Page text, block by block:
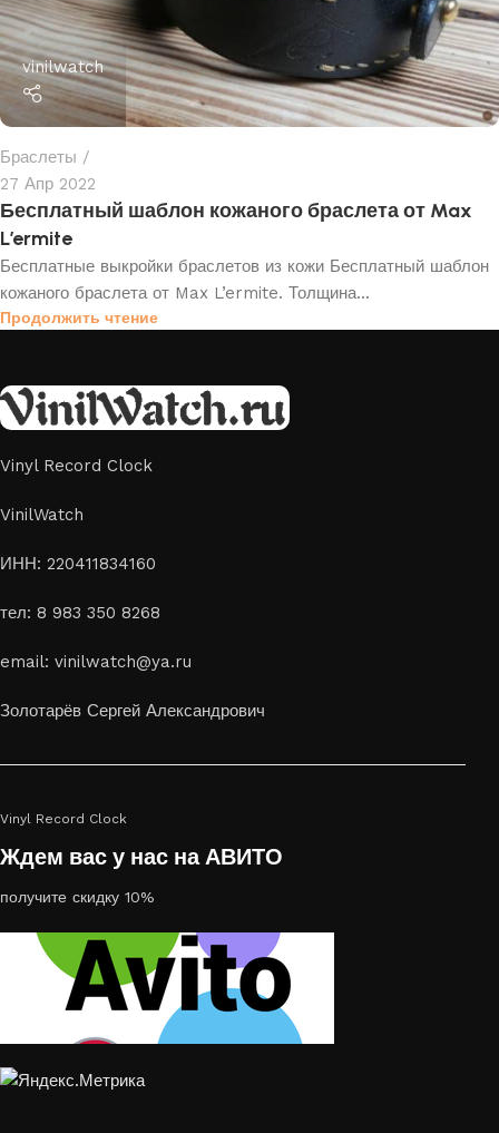
vinilwatch
Браслеты
27 Апр 2022
Бесплатный шаблон кожаного браслета от Max
L’ermite
Бесплатные выкройки браслетов из кожи Бесплатный шаблон
кожаного браслета от Max L’ermite. Толщина...
Продолжить чтение
Vinyl Record Clock
VinilWatch
ИНН: 220411834160
тел: 8 983 350 8268
email: vinilwatch@ya.ru
Золотарёв Сергей Александрович
Vinyl Record Clock
Ждем вас у нас на АВИТО
получите скидку 10%